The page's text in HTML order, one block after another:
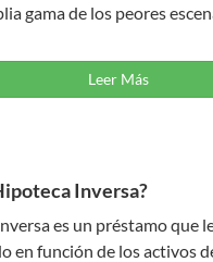
gama de los peores
Leer Más
Inversa?
es un préstamo que
en función de los activos